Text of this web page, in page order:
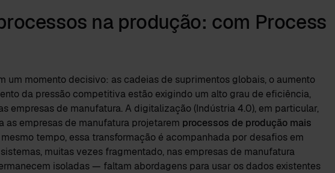
na produção: com Process
um momento decisivo: as cadeias de suprimentos globais, o aumento
da pressão competitiva estão exigindo um alto grau de eficiência,
empresas de manufatura. A digitalização (Indústria 4.0), em particular,
as empresas de manufatura projetarem processos de produção mais
mesmo tempo, essa transformação é acompanhada por desafios em
muitas vezes fragmentado, nas empresas de manufatura
isoladas — faltam abordagens para usar os dados existentes